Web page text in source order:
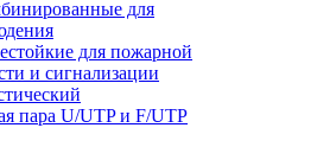
для
для пожарной
и сигнализации
пара U/UTP и F/UTP